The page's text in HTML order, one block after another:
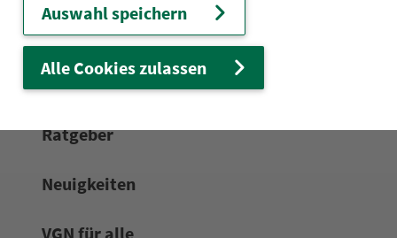
Frei­zeit-Tipps
Service
Rat­ge­ber
Neuigkeiten
VGN für alle
Auswahl speichern
Alle Cookies zulassen